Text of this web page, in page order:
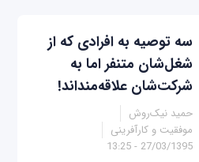
سه توصیه به افرادی که از
شغل‌شان متنفر اما به
شرکت‌‌شان علاقه‌منداند!
حمید نیک‌روش
موفقیت و کارآفرینی
27/03/1395 - 13:25